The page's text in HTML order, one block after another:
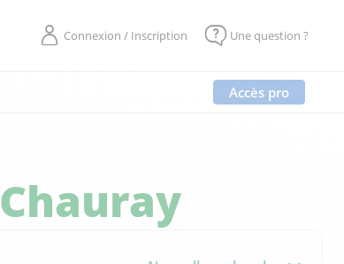
Connexion / Inscription Une question ?
Accès pro
Chauray